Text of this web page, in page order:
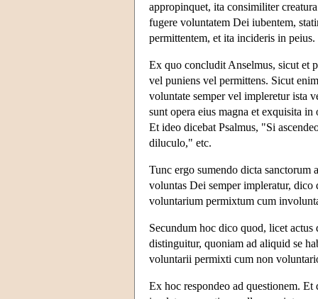
appropinquet, ita consimiliter
fugere voluntatem Dei iubentem,
permittentem, et ita incideris in peius.
Ex quo concludit Anselmus, sicut et
vel puniens vel permittens. Sicut
voluntate semper vel impleretur ista
sunt opera eius magna et exquisita
Et ideo dicebat Psalmus, "Si
diluculo," etc.
Tunc ergo sumendo dicta sanctorum
voluntas Dei semper impleratur,
voluntarium permixtum cum
Secundum hoc dico quod, licet
distinguitur, quoniam ad aliquid se
voluntarii permixti cum non
Ex hoc respondeo ad questionem.